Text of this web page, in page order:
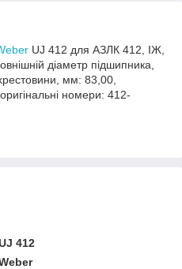
UJ 412 для АЗЛК 412, ІЖ,
діаметр підшипника,
мм: 83,00,
номери: 412-
412